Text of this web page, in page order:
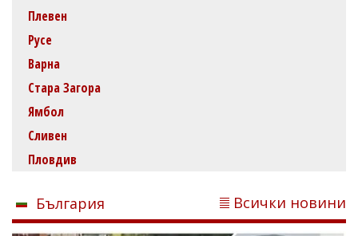
Плевен
Русе
Варна
Стара Загора
Ямбол
Сливен
Пловдив
България Всички новини